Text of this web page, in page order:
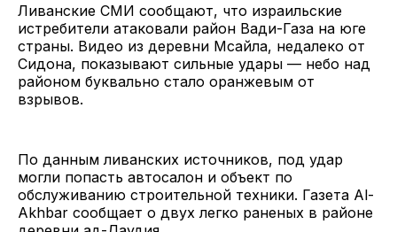
Ливанские СМИ сообщают, что израильские
истребители атаковали район Вади-Газа на юге
страны. Видео из деревни Мсайла, недалеко от
Сидона, показывают сильные удары — небо над
районом буквально стало оранжевым от
взрывов.
По данным ливанских источников, под удар
могли попасть автосалон и объект по
обслуживанию строительной техники. Газета Al-
Akhbar сообщает о двух легко раненых в районе